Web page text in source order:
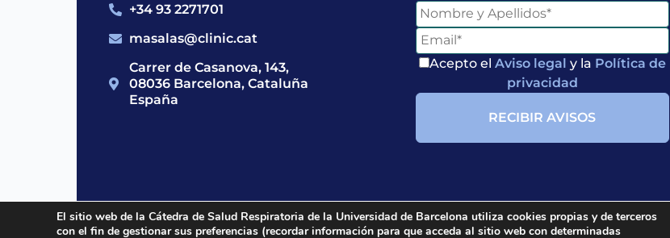
+34 93 2271701
masalas@clinic.cat
Carrer de Casanova, 143,
08036 Barcelona, Cataluña
España
Acepto el Aviso legal y la Política de
privacidad
2024 © Cátedra UB de Salud Respiratoria.All rights reserved.
El sitio web de la Cátedra de Salud Respiratoria de la Universidad de Barcelona utiliza cookies propias y de terceros
con el fin de gestionar sus preferencias (recordar información para que acceda al sitio web con determinadas
Entérate de
Nuestras Publicaciones